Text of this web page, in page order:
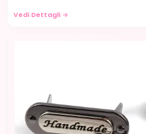
Vedi Dettagli →